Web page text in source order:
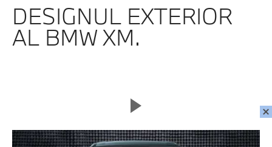
DESIGNUL EXTERIOR
AL BMW XM.